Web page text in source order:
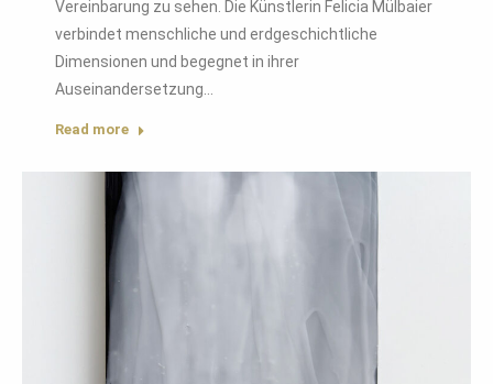
Vereinbarung zu sehen. Die Künstlerin Felicia Mülbaier
verbindet menschliche und erdgeschichtliche
Dimensionen und begegnet in ihrer
Auseinandersetzung…
Read more